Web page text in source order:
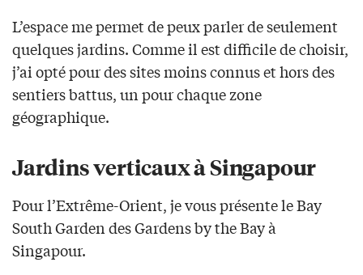
L’espace me permet de peux parler de seulement
quelques jardins. Comme il est difficile de choisir,
j’ai opté pour des sites moins connus et hors des
sentiers battus, un pour chaque zone
géographique.
Jardins verticaux à Singapour
Pour l’Extrême-Orient, je vous présente le Bay
South Garden des Gardens by the Bay à
Singapour.